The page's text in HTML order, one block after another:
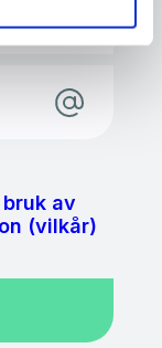
av
(vilkår)